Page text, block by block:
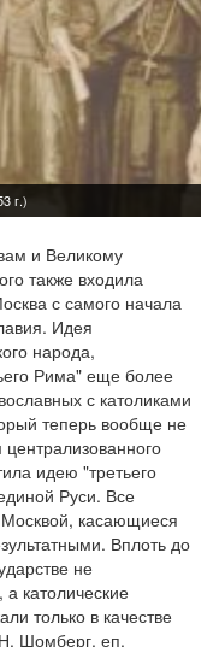
и Великому
также входила
с самого начала
Идея
народа,
Рима" еще более
с католиками
теперь вообще не
идею "третьего
Руси. Все
касающиеся
Вплоть до
не
католические
только в качестве
Шомберг, еп.